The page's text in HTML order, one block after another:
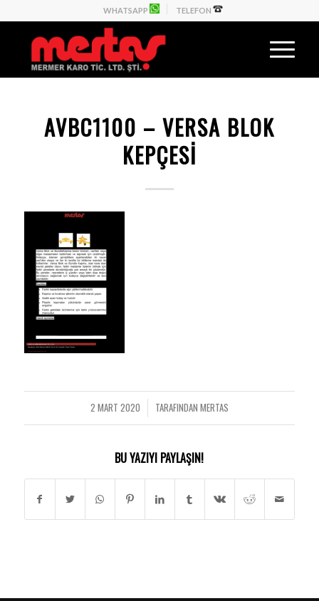
WHATSAPP TELEFON
AVBC1100 – VERSA BLOK
KEPÇESİ
2 MART 2020
/ TARAFINDAN MERTAS
BU YAZIYI PAYLAŞIN!